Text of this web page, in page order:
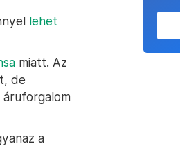
lehet
miatt. Az
de
a